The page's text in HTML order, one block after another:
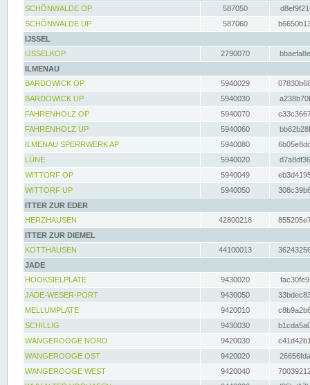
SCHÖNWALDE OP
587050
SCHÖNWALDE UP
587060
IJSSEL
IJSSELKOP
2790070
ILMENAU
BARDOWICK OP
5940029
BARDOWICK UP
5940030
FAHRENHOLZ OP
5940070
FAHRENHOLZ UP
5940060
ILMENAU SPERRWERK AP
5940080
LÜNE
5940020
WITTORF OP
5940049
WITTORF UP
5940050
ITTER ZUR EDER
HERZHAUSEN
42800218
ITTER ZUR DIEMEL
KOTTHAUSEN
44100013
JADE
HOOKSIELPLATE
9430020
JADE-WESER-PORT
9430050
MELLUMPLATE
9420010
SCHILLIG
9430030
WANGEROOGE NORD
9420030
WANGEROOGE OST
9420020
WANGEROOGE WEST
9420040